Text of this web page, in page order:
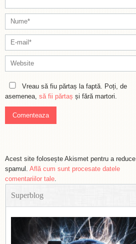
Vreau să fiu părtaș la faptă. Poți, de
asemenea, să fii părtaș și fără martori.
Acest site folosește Akismet pentru a reduce
spamul. Află cum sunt procesate datele
comentariilor tale.
Superblog